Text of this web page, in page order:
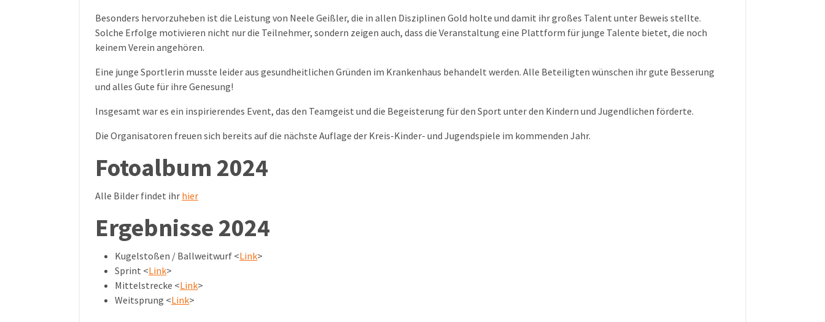
Besonders hervorzuheben ist die Leistung von Neele Geißler, die in allen Disziplinen Gold holte und damit ihr großes Talent unter Beweis stellte.
Solche Erfolge motivieren nicht nur die Teilnehmer, sondern zeigen auch, dass die Veranstaltung eine Plattform für junge Talente bietet, die noch
keinem Verein angehören.
Eine junge Sportlerin musste leider aus gesundheitlichen Gründen im Krankenhaus behandelt werden. Alle Beteiligten wünschen ihr gute Besserung
und alles Gute für ihre Genesung!
Insgesamt war es ein inspirierendes Event, das den Teamgeist und die Begeisterung für den Sport unter den Kindern und Jugendlichen förderte.
Die Organisatoren freuen sich bereits auf die nächste Auflage der Kreis-Kinder- und Jugendspiele im kommenden Jahr.
Fotoalbum 2024
Alle Bilder findet ihr hier
Ergebnisse 2024
Kugelstoßen / Ballweitwurf <Link>
Sprint <Link>
Mittelstrecke <Link>
Weitsprung <Link>